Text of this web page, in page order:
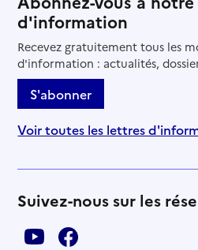
d'information
Recevez gratuitement tous les
d'information : actualités,
S'abonner
Voir toutes les lettres
Suivez-nous sur les